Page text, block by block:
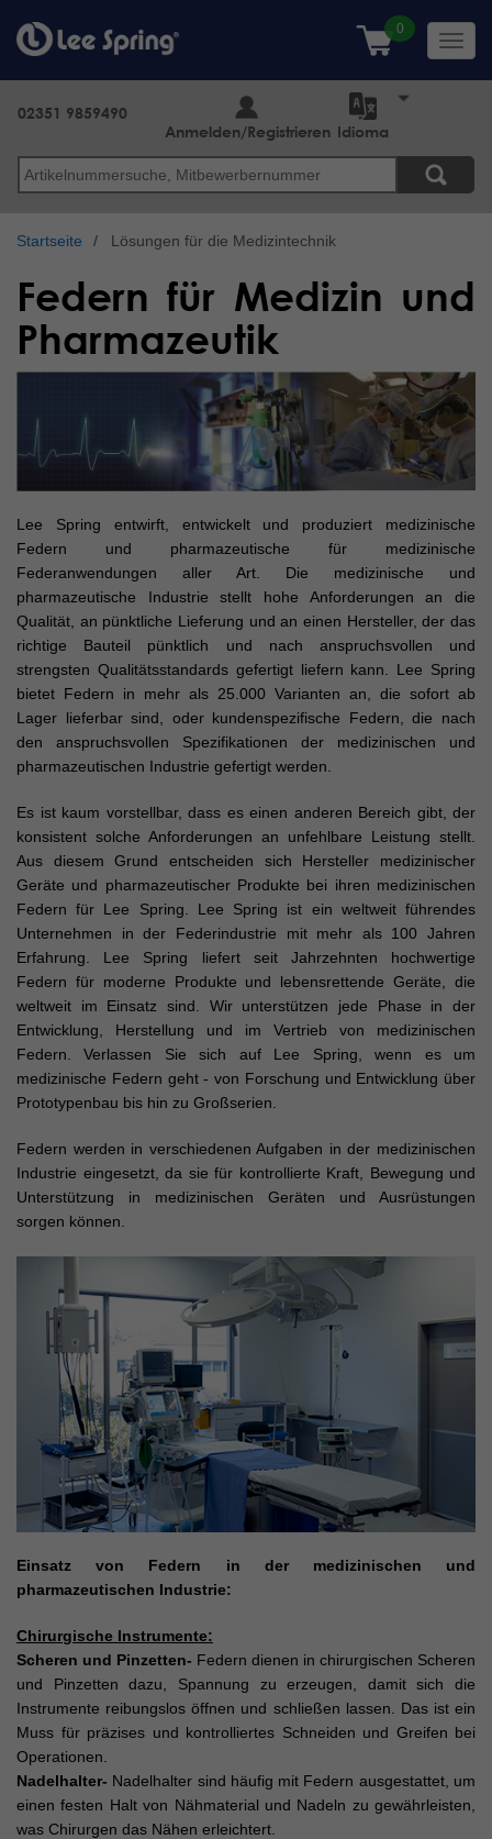
zum
Inhalt
Suche
02351 9859490
Anmelden/RegistrierenIdioma
Startseite Lösungen für die Medizintechnik
Federn für Medizin und
Pharmazeutik
Lee Spring entwirft, entwickelt und produziert medizinische
Federn und pharmazeutische für medizinische
Federanwendungen aller Art. Die medizinische und
pharmazeutische Industrie stellt hohe Anforderungen an die
Qualität, an pünktliche Lieferung und an einen Hersteller, der das
richtige Bauteil pünktlich und nach anspruchsvollen und
strengsten Qualitätsstandards gefertigt liefern kann. Lee Spring
bietet Federn in mehr als 25.000 Varianten an, die sofort ab
Lager lieferbar sind, oder kundenspezifische Federn, die nach
den anspruchsvollen Spezifikationen der medizinischen und
pharmazeutischen Industrie gefertigt werden.
Es ist kaum vorstellbar, dass es einen anderen Bereich gibt, der
konsistent solche Anforderungen an unfehlbare Leistung stellt.
Aus diesem Grund entscheiden sich Hersteller medizinischer
Geräte und pharmazeutischer Produkte bei ihren medizinischen
Federn für Lee Spring. Lee Spring ist ein weltweit führendes
Unternehmen in der Federindustrie mit mehr als 100 Jahren
Erfahrung. Lee Spring liefert seit Jahrzehnten hochwertige
Federn für moderne Produkte und lebensrettende Geräte, die
weltweit im Einsatz sind. Wir unterstützen jede Phase in der
Entwicklung, Herstellung und im Vertrieb von medizinischen
Federn. Verlassen Sie sich auf Lee Spring, wenn es um
medizinische Federn geht - von Forschung und Entwicklung über
Prototypenbau bis hin zu Großserien.
Federn werden in verschiedenen Aufgaben in der medizinischen
Industrie eingesetzt, da sie für kontrollierte Kraft, Bewegung und
Unterstützung in medizinischen Geräten und Ausrüstungen
sorgen können.
Einsatz von Federn in der medizinischen und
pharmazeutischen Industrie:
Chirurgische Instrumente:
Scheren und Pinzetten- Federn dienen in chirurgischen Scheren
und Pinzetten dazu, Spannung zu erzeugen, damit sich die
Instrumente reibungslos öffnen und schließen lassen. Das ist ein
Muss für präzises und kontrolliertes Schneiden und Greifen bei
Operationen.
Nadelhalter- Nadelhalter sind häufig mit Federn ausgestattet, um
einen festen Halt von Nähmaterial und Nadeln zu gewährleisten,
was Chirurgen das Nähen erleichtert.